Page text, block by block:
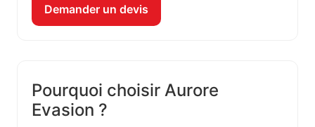
Demander un devis
Pourquoi choisir Aurore
Evasion ?